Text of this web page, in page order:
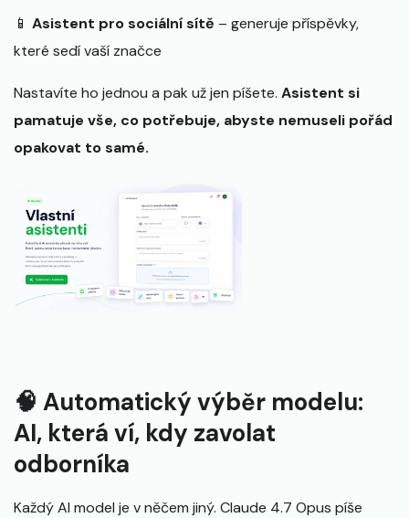
📱 Asistent pro sociální sítě – generuje příspěvky,
které sedí vaší značce
Nastavíte ho jednou a pak už jen píšete. Asistent si
pamatuje vše, co potřebuje, abyste nemuseli pořád
opakovat to samé.
🧠 Automatický výběr modelu:
AI, která ví, kdy zavolat
odborníka
Každý AI model je v něčem jiný. Claude 4.7 Opus píše